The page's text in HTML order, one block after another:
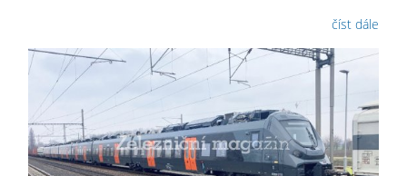
číst dále